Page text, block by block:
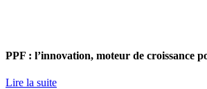
PPF : l’innovation, moteur de croissance
Lire la suite